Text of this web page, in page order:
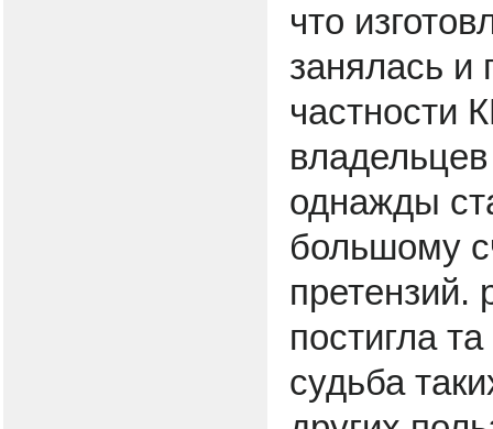
что
занялась
частности
однажды
большому
претензий.
постигла
судьба